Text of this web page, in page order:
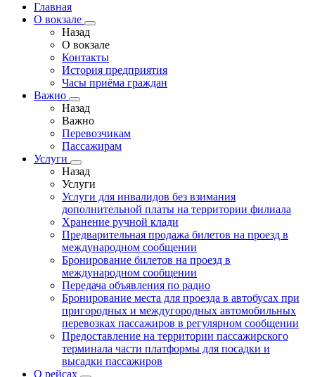
Главная
О вокзале
Назад
О вокзале
Контакты
История предприятия
Часы приёма граждан
Важно
Назад
Важно
Перевозчикам
Пассажирам
Услуги
Назад
Услуги
Услуги для инвалидов без взимания
дополнительной платы на территории филиала
Хранение ручной клади
Предварительная продажа билетов на проезд в
международном сообщении
Бронирование билетов на проезд в
международном сообщении
Передача объявления по радио
Бронирование места для проезда в автобусах при
пригородных и междугородных автомобильных
перевозках пассажиров в регулярном сообщении
Предоставление на территории пассажирского
терминала части платформы для посадки и
высадки пассажиров
О рейсах